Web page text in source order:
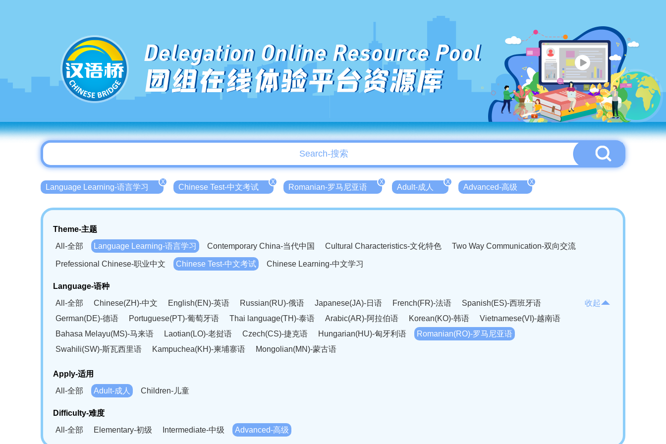
Delegation Online Resource Pool
团组在线体验平台资源库
Language Learning-语言学习
X
Chinese Test-中文考试
X
Romanian-罗马尼亚语
X
Adult-成人
X
Advanced-高级
X
Theme-主题
All-全部
Language Learning-语言学习 Contemporary China-当代中国 Cultural Characteristics-文化特色 Two Way Communication-双向交流
Prefessional Chinese-职业中文 Chinese Test-中文考试 Chinese Learning-中文学习
Language-语种
All-全部
Chinese(ZH)-中文 English(EN)-英语 Russian(RU)-俄语 Japanese(JA)-日语 French(FR)-法语
Spanish(ES)-西班牙语
German(DE)-德语
Portuguese(PT)-葡萄牙语 Thai language(TH)-泰语 Arabic(AR)-阿拉伯语 Korean(KO)-韩语
Vietnamese(VI)-越南语
Bahasa Melayu(MS)-马来语
Laotian(LO)-老挝语 Czech(CS)-捷克语 Hungarian(HU)-匈牙利语
Romanian(RO)-罗马尼亚语
Swahili(SW)-斯瓦西里语
Kampuchea(KH)-柬埔寨语 Mongolian(MN)-蒙古语
收起
Apply-适用
All-全部
Adult-成人 Children-儿童
Difficulty-难度
All-全部
Elementary-初级 Intermediate-中级 Advanced-高级